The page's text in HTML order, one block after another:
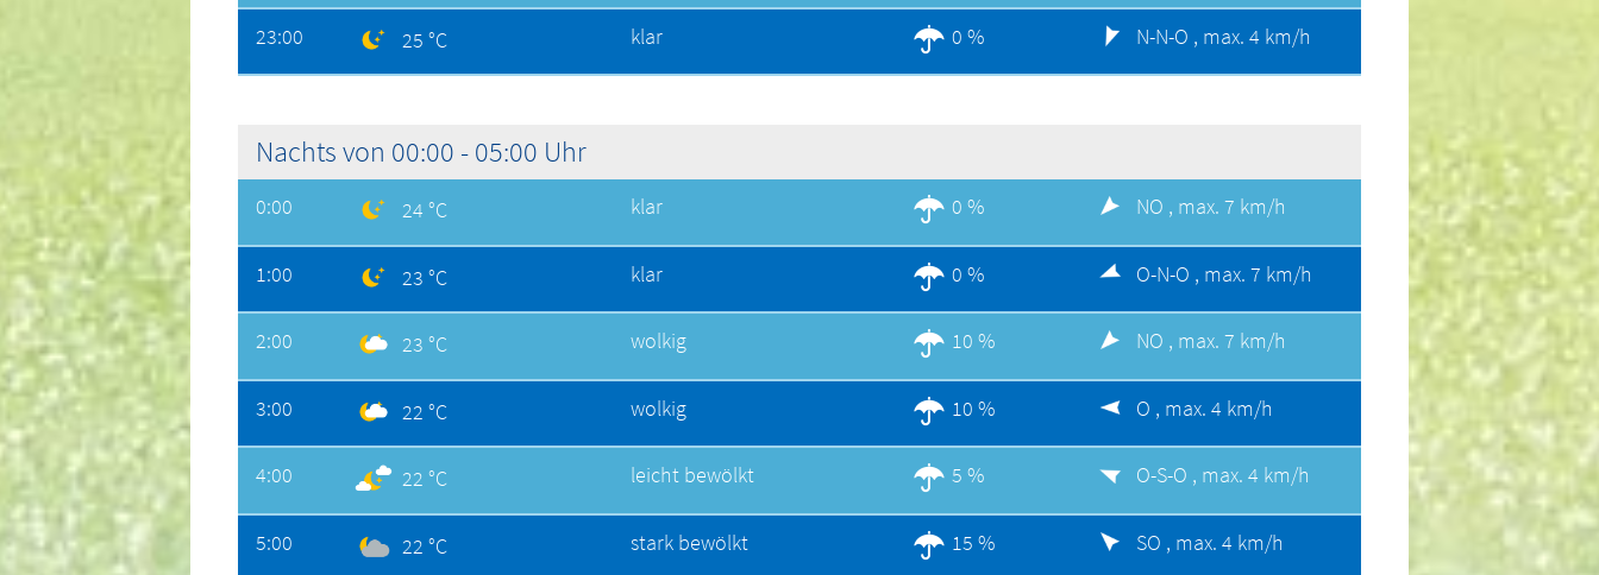
23:00 25 °C klar 0 % N-N-O , max. 4 km/h
Nachts von 00:00 - 05:00 Uhr
0:00 24 °C klar 0 % NO , max. 7 km/h
1:00 23 °C klar 0 % O-N-O , max. 7 km/h
2:00 23 °C wolkig 10 % NO , max. 7 km/h
3:00 22 °C wolkig 10 % O , max. 4 km/h
4:00 22 °C leicht bewölkt 5 % O-S-O , max. 4 km/h
5:00 22 °C stark bewölkt 15 % SO , max. 4 km/h